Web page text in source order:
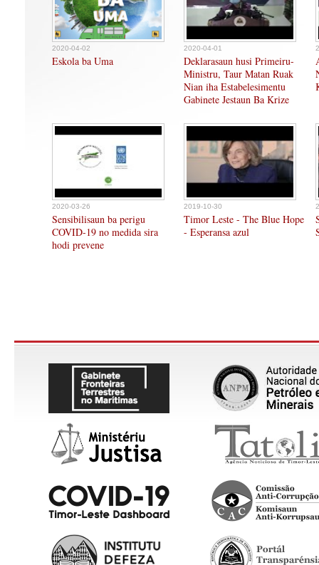
2020-04-02
Eskola ba Uma
2020-04-01
Deklarasaun husi Primeiru-
Ministru, Taur Matan Ruak
Nian iha Estabelesimentu
Gabinete Jestaun Ba Krize
2020-03-26
Sensibilisaun ba perigu
COVID-19 no medida sira
hodi prevene
2019-10-30
Timor Leste - The Blue Hope
- Esperansa azul